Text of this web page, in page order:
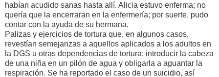
habían acudido sanas hasta allí. Alicia estuvo enferma; no
quería que la encerraran en la enfermería; por suerte, pudo
contar con la ayuda de su hermana.
Palizas y ejercicios de tortura que, en algunos casos,
revestían semejanzas a aquellos aplicados a los adultos en
la DGS u otras dependencias de tortura; introducir la cabeza
de una niña en un pilón de agua y obligarla a aguantar la
respiración. Se ha reportado el caso de un suicidio, así